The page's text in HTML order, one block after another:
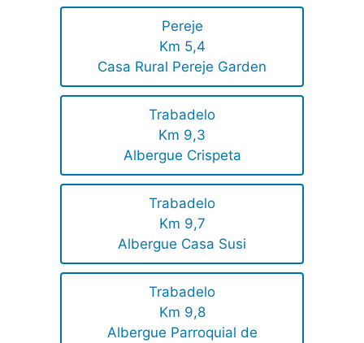
Pereje
Km 5,4
Casa Rural Pereje Garden
Trabadelo
Km 9,3
Albergue Crispeta
Trabadelo
Km 9,7
Albergue Casa Susi
Trabadelo
Km 9,8
Albergue Parroquial de